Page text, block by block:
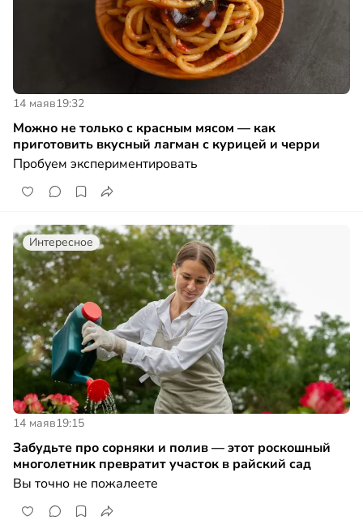
14 маяв19:32
Можно не только с красным мясом — как
приготовить вкусный лагман с курицей и черри
Пробуем экспериментировать
Интересное
14 маяв19:15
Забудьте про сорняки и полив — этот роскошный
многолетник превратит участок в райский сад
Вы точно не пожалеете